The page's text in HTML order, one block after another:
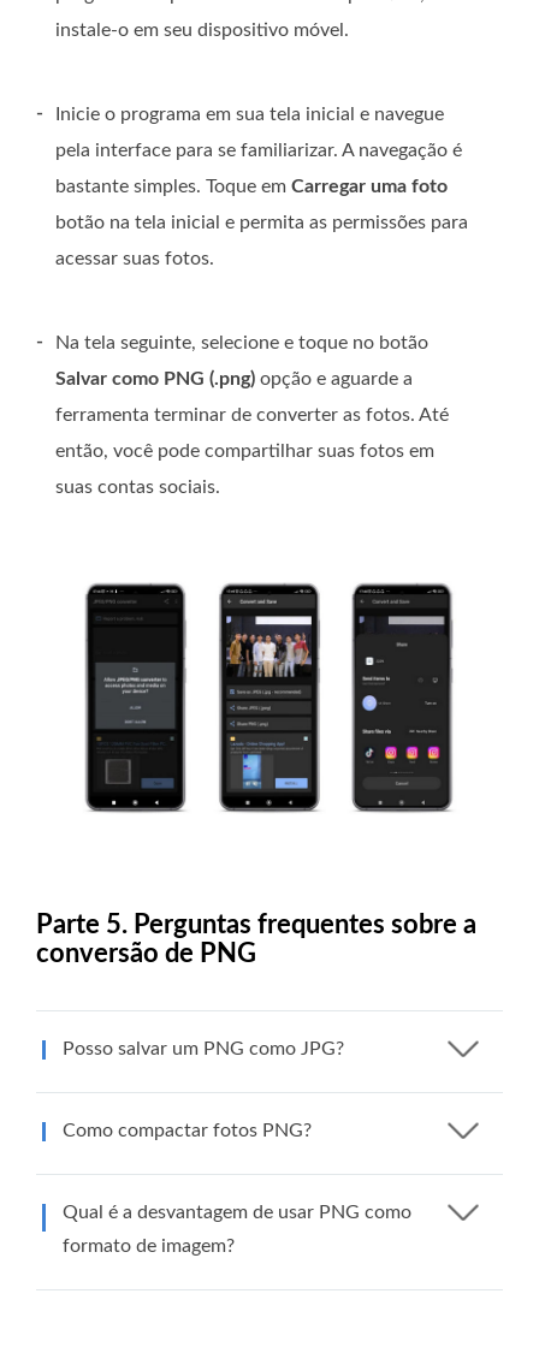
instale-o em seu dispositivo móvel.
-
Inicie o programa em sua tela inicial e navegue
pela interface para se familiarizar. A navegação é
bastante simples. Toque em Carregar uma foto
botão na tela inicial e permita as permissões para
acessar suas fotos.
-
Na tela seguinte, selecione e toque no botão
Salvar como PNG (.png) opção e aguarde a
ferramenta terminar de converter as fotos. Até
então, você pode compartilhar suas fotos em
suas contas sociais.
Parte 5. Perguntas frequentes sobre a
conversão de PNG
Posso salvar um PNG como JPG?
Como compactar fotos PNG?
Qual é a desvantagem de usar PNG como
formato de imagem?